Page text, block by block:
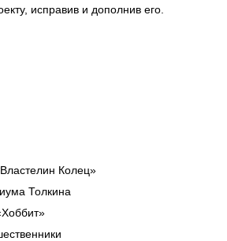
исправив и дополнив его.
Колец»
Толкина